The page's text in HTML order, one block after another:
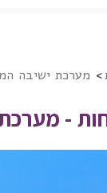
מערכת ישיבה
-